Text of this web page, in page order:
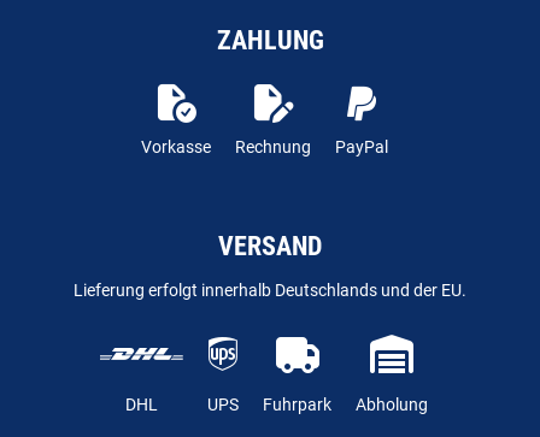
ZAHLUNG
Vorkasse Rechnung PayPal
VERSAND
Lieferung erfolgt innerhalb Deutschlands und der EU.
DHL UPS Fuhrpark Abholung